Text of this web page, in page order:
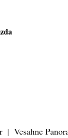
  |
Vesahne